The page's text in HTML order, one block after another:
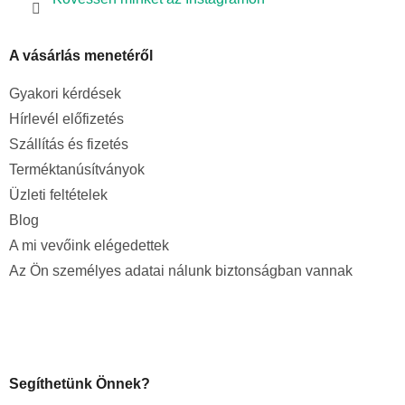
A vásárlás menetéről
Gyakori kérdések
Hírlevél előfizetés
Szállítás és fizetés
Terméktanúsítványok
Üzleti feltételek
Blog
A mi vevőink elégedettek
Az Ön személyes adatai nálunk biztonságban vannak
Segíthetünk Önnek?